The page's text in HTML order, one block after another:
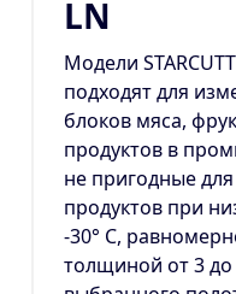
LN
Модели
подходят для
блоков мяса,
продуктов в
не пригодные
продуктов при
-30° С,
толщиной от 3